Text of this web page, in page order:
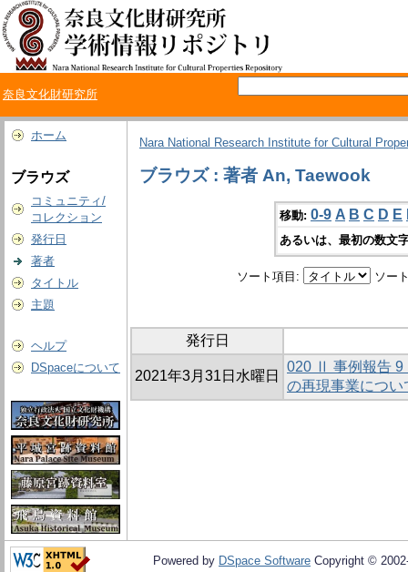
奈良文化財研究所
ホーム
ブラウズ
コミュニティ/
コレクション
発行日
著者
タイトル
主題
ヘルプ
DSpaceについて
Nara National Research Institute for Cultural
ブラウズ : 著者 An, Taewook
移動: 0-9 A B C D E
あるいは、最初の数文
ソート項目: ソー
発行日
2021年3月31日水曜日
020 Ⅱ 事例報告 9
の再現事業につい
Powered by DSpace Software Copyright ©